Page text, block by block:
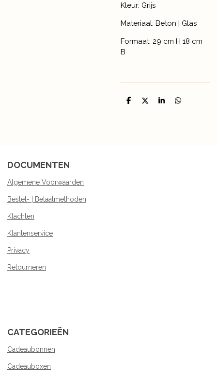
Kleur: Grijs
Materiaal: Beton | Glas
Formaat: 29 cm H 18 cm
B
D
D
S
D
DOCUMENTEN
Algemene Voorwaarden
Bestel- | Betaalmethoden
Klachten
Klantenservice
Privacy
Retourneren
CATEGORIEËN
Cadeaubonnen
Cadeauboxen